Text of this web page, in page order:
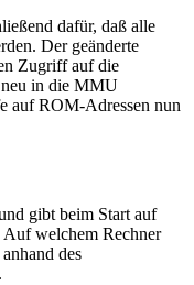
dafür, daß alle
Der geänderte
Zugriff auf die
neu in die MMU
auf ROM-Adressen nun
gibt beim Start auf
Auf welchem Rechner
des